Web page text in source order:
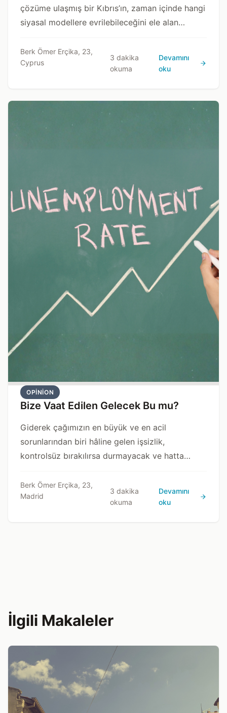
çözüme ulaşmış bir Kıbrıs’ın, zaman içinde hangi
siyasal modellere evrilebileceğini ele alan
Berk Ömer Erçika, 23,
Cyprus
3 dakika
okuma
Devamını
oku
OPINION
Bize Vaat Edilen Gelecek Bu mu?
Giderek çağımızın en büyük ve en acil
sorunlarından biri hâline gelen işsizlik,
kontrolsüz bırakılırsa durmayacak ve hatta
güvenlik tehditlerine dönüşecek şekilde
tırmanabilecektir.
Berk Ömer Erçika, 23,
Madrid
3 dakika
okuma
Devamını
oku
İlgili Makaleler